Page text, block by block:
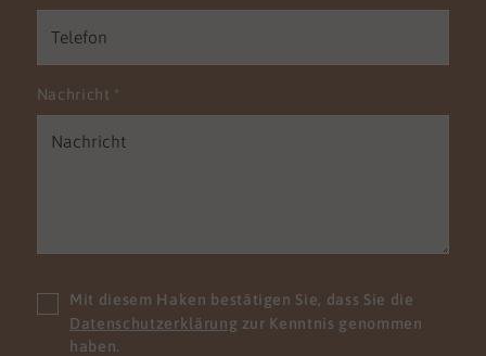
Nachricht *
Mit diesem Haken bestätigen Sie, dass Sie die
Datenschutzerklärung zur Kenntnis genommen
haben.